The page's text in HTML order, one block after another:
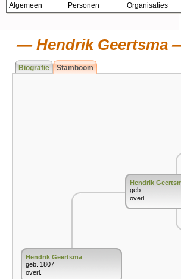
Algemeen Personen Organisaties
Hendrik Geertsma
Biografie Stamboom
Hendrik Geertsma
geb. 1807
overl.
Hendrik
geb.
overl.